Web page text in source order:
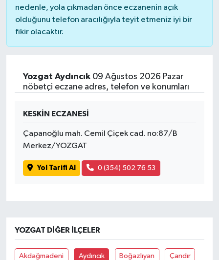
nedenle, yola çıkmadan önce eczanenin açık
olduğunu telefon aracılığıyla teyit etmeniz iyi bir
fikir olacaktır.
Yozgat Aydıncık09 Ağustos 2026 Pazar
nöbetçi eczane adres, telefon ve konumları
KESKİN ECZANESİ
Çapanoğlu mah. Cemil Çiçek cad. no:87/B
Merkez/YOZGAT
Yol Tarifi Al 0 (354) 502 76 53
YOZGAT DIĞER İLÇELER
Akdağmadeni Aydıncık Boğazlıyan Çandır